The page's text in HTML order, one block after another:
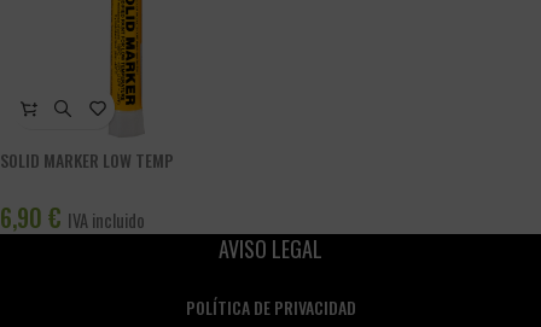
SOLID MARKER LOW TEMP
6,90 € IVA incluido
AVISO LEGAL
POLÍTICA DE PRIVACIDAD